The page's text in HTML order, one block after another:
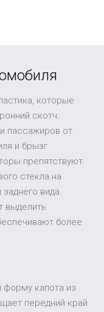
которые
скотч.
пассажиров от
и брызг
препятствуют
стекла на
вида.
выделить
более
форму капота из
передний край